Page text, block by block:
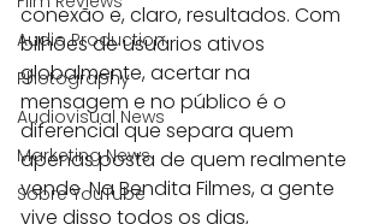
Audio Production
Photography
Audiovisual News
Marketing News
Sobre YouTube
conexão e, claro, resultados. Com
bilhões de usuários ativos
globalmente, acertar na
mensagem e no público é o
diferencial que separa quem
apenas posta de quem realmente
vende. Na Bendita Filmes, a gente
vive disso todos os dias,